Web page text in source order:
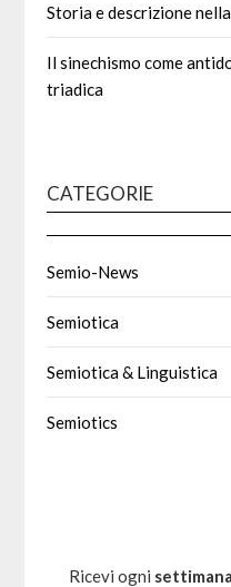
Storia e descrizione
Il sinechismo come
triadica
CATEGORIE
Semio-News
Semiotica
Semiotica & Linguistica
Semiotics
Ricevi ogni settimana